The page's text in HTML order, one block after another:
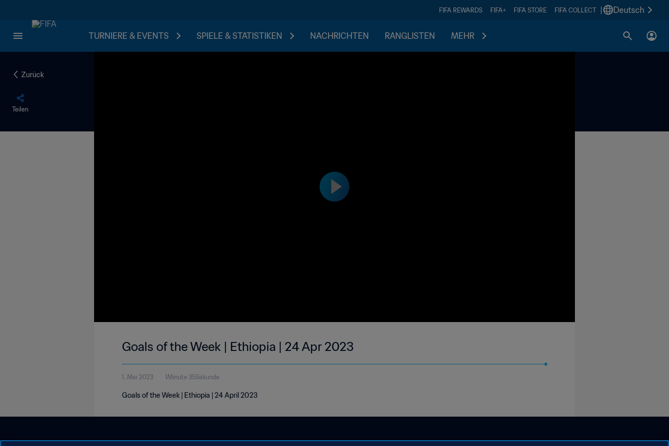
FIFA REWARDS FIFA+ FIFA STORE FIFA COLLECT Deutsch
TURNIERE & EVENTS SPIELE & STATISTIKEN NACHRICHTEN RANGLISTEN MEHR
Zurück
Teilen
Goals of the Week | Ethiopia | 24 Apr 2023
1. Mai 2023 1Minute 35Sekunde
Goals of the Week | Ethiopia | 24 April 2023